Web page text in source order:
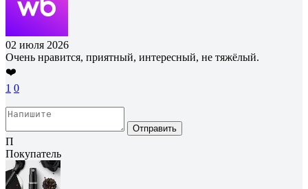
02 июля 2026
Очень нравится, приятный, интересный, не тяжёлый.
❤️
1 0
Отправить
П
Покупатель